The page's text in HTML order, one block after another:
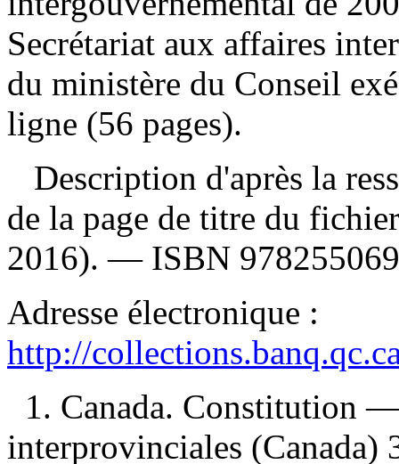
Secrétariat aux affaires
du ministère du Conseil
ligne (56 pages).
Description d'après la
de la page de titre du
2016). — ISBN
Adresse électronique :
http://
1. Canada. Constitution
interprovinciales (Canada)